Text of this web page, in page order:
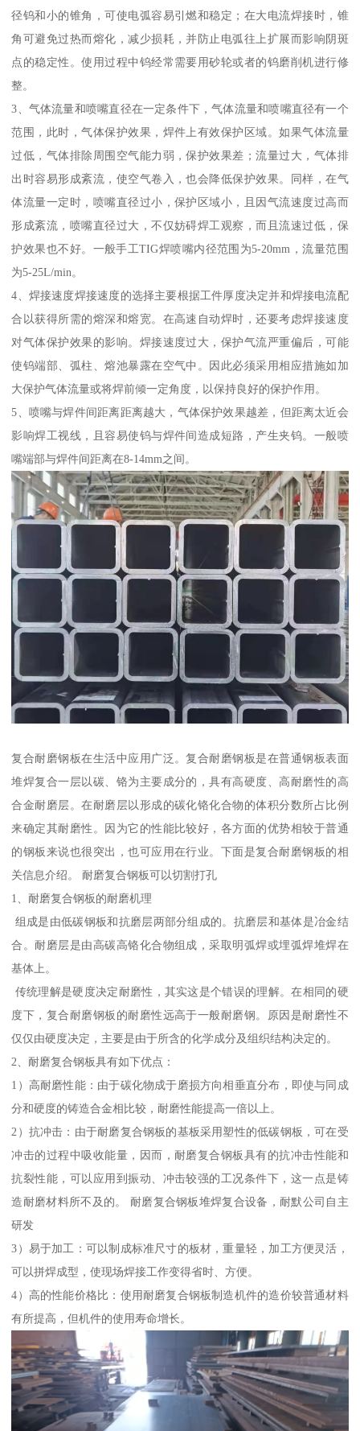
径钨和小的锥角，可使电弧容易引燃和稳定；在大电流焊接时，锥
角可避免过热而熔化，减少损耗，并防止电弧往上扩展而影响阴斑
点的稳定性。使用过程中钨经常需要用砂轮或者的钨磨削机进行修
整。
3、气体流量和喷嘴直径在一定条件下，气体流量和喷嘴直径有一个
范围，此时，气体保护效果，焊件上有效保护区域。如果气体流量
过低，气体排除周围空气能力弱，保护效果差；流量过大，气体排
出时容易形成紊流，使空气卷入，也会降低保护效果。同样，在气
体流量一定时，喷嘴直径过小，保护区域小，且因气流速度过高而
形成紊流，喷嘴直径过大，不仅妨碍焊工观察，而且流速过低，保
护效果也不好。一般手工TIG焊喷嘴内径范围为5-20mm，流量范围
为5-25L/min。
4、焊接速度焊接速度的选择主要根据工件厚度决定并和焊接电流配
合以获得所需的熔深和熔宽。在高速自动焊时，还要考虑焊接速度
对气体保护效果的影响。焊接速度过大，保护气流严重偏后，可能
使钨端部、弧柱、熔池暴露在空气中。因此必须采用相应措施如加
大保护气体流量或将焊前倾一定角度，以保持良好的保护作用。
5、喷嘴与焊件间距离距离越大，气体保护效果越差，但距离太近会
影响焊工视线，且容易使钨与焊件间造成短路，产生夹钨。一般喷
嘴端部与焊件间距离在8-14mm之间。
复合耐磨钢板在生活中应用广泛。复合耐磨钢板是在普通钢板表面
堆焊复合一层以碳、铬为主要成分的，具有高硬度、高耐磨性的高
合金耐磨层。在耐磨层以形成的碳化铬化合物的体积分数所占比例
来确定其耐磨性。因为它的性能比较好，各方面的优势相较于普通
的钢板来说也很突出，也可应用在行业。下面是复合耐磨钢板的相
关信息介绍。 耐磨复合钢板可以切割打孔
1、耐磨复合钢板的耐磨机理
组成是由低碳钢板和抗磨层两部分组成的。抗磨层和基体是冶金结
合。耐磨层是由高碳高铬化合物组成，采取明弧焊或埋弧焊堆焊在
基体上。
传统理解是硬度决定耐磨性，其实这是个错误的理解。在相同的硬
度下，复合耐磨钢板的耐磨性远高于一般耐磨钢。原因是耐磨性不
仅仅由硬度决定，主要是由于所含的化学成分及组织结构决定的。
2、耐磨复合钢板具有如下优点：
1）高耐磨性能：由于碳化物成于磨损方向相垂直分布，即使与同成
分和硬度的铸造合金相比较，耐磨性能提高一倍以上。
2）抗冲击：由于耐磨复合钢板的基板采用塑性的低碳钢板，可在受
冲击的过程中吸收能量，因而，耐磨复合钢板具有的抗冲击性能和
抗裂性能，可以应用到振动、冲击较强的工况条件下，这一点是铸
造耐磨材料所不及的。 耐磨复合钢板堆焊复合设备，耐默公司自主
研发
3）易于加工：可以制成标准尺寸的板材，重量轻，加工方便灵活，
可以拼焊成型，使现场焊接工作变得省时、方便。
4）高的性能价格比：使用耐磨复合钢板制造机件的造价较普通材料
有所提高，但机件的使用寿命增长。